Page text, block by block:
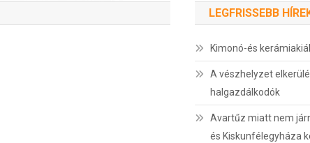
LEGFRISSEBB
Kimonó-és
A vészhelyzet
halgazdálkodók
Avartűz miatt nem
és Kiskunfélegyháza